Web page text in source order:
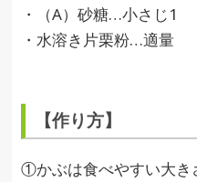
・（A）砂糖…小さじ1
・水溶き片栗粉…適量
【作り方】
①かぶは食べやすい大き